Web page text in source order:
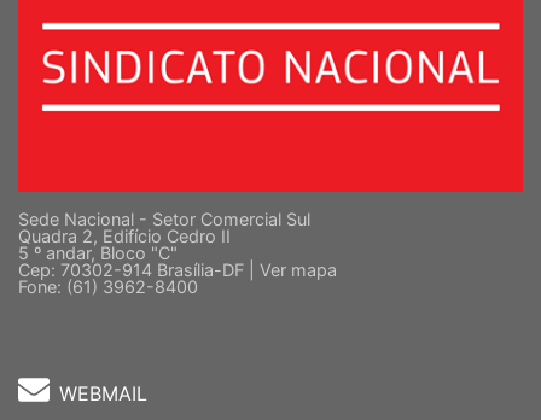
Sede Nacional - Setor Comercial Sul
Quadra 2, Edifício Cedro II
5 º andar, Bloco "C"
Cep: 70302-914 Brasília-DF | Ver mapa
Fone: (61) 3962-8400
WEBMAIL